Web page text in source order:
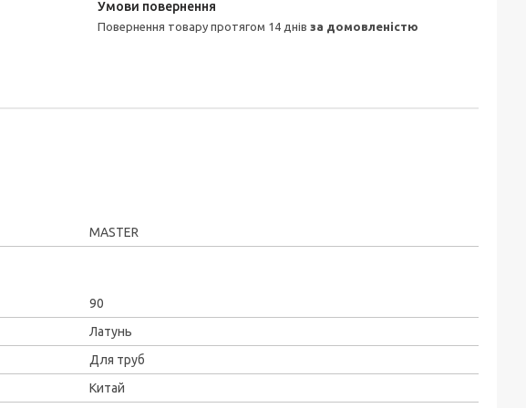
повернення товару протягом 14 днів за домовленістю
MASTER
90
Латунь
Для труб
Китай